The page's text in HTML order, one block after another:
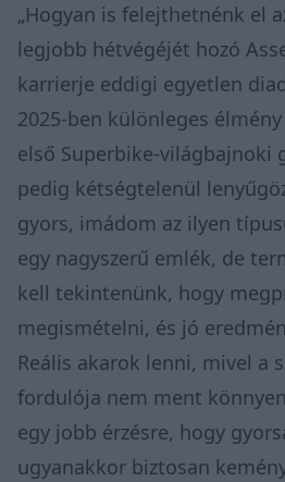
„Hogyan is felejthetnénk el
legjobb hétvégéjét hozó
karrierje eddigi egyetlen
2025-ben különleges
első Superbike-világbajnoki
pedig kétségtelenül
gyors, imádom az ilyen
egy nagyszerű emlék, de
kell tekintenünk, hogy
megismételni, és jó
Reális akarok lenni, mivel a
fordulója nem ment
egy jobb érzésre, hogy
ugyanakkor biztosan